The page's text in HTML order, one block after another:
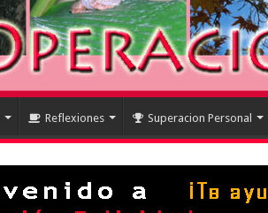
Reflexiones Superacion Personal